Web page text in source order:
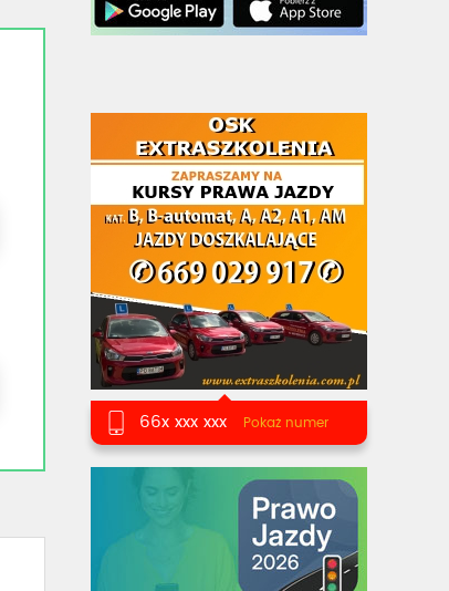
66x xxx xxx Pokaż numer